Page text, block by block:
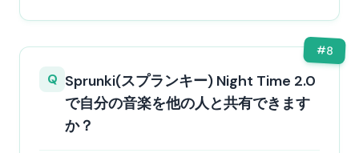
#8
Q Sprunki(スプランキー) Night Time 2.0
で自分の音楽を他の人と共有できます
か？